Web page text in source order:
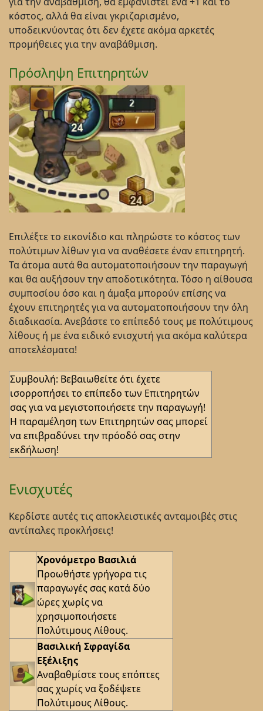
κόστος, αλλά θα είναι γκριζαρισμένο,
υποδεικνύοντας ότι δεν έχετε ακόμα αρκετές
προμήθειες για την αναβάθμιση.
Πρόσληψη Επιτηρητών
Επιλέξτε το εικονίδιο και πληρώστε το κόστος των
πολύτιμων λίθων για να αναθέσετε έναν επιτηρητή.
Τα άτομα αυτά θα αυτοματοποιήσουν την παραγωγή
και θα αυξήσουν την αποδοτικότητα. Τόσο η αίθουσα
συμποσίου όσο και η άμαξα μπορούν επίσης να
έχουν επιτηρητές για να αυτοματοποιήσουν την όλη
διαδικασία. Ανεβάστε το επίπεδό τους με πολύτιμους
λίθους ή με ένα ειδικό ενισχυτή για ακόμα καλύτερα
αποτελέσματα!
Συμβουλή: Βεβαιωθείτε ότι έχετε
ισορροπήσει το επίπεδο των Επιτηρητών
σας για να μεγιστοποιήσετε την παραγωγή!
Η παραμέληση των Επιτηρητών σας μπορεί
να επιβραδύνει την πρόοδό σας στην
εκδήλωση!
Ενισχυτές
Κερδίστε αυτές τις αποκλειστικές ανταμοιβές στις
αντίπαλες προκλήσεις!
Χρονόμετρο Βασιλιά
Προωθήστε γρήγορα τις
παραγωγές σας κατά δύο
ώρες χωρίς να
χρησιμοποιήσετε
Πολύτιμους Λίθους.
Βασιλική Σφραγίδα
Εξέλιξης
Αναβαθμίστε τους επόπτες
σας χωρίς να ξοδέψετε
Πολύτιμους Λίθους.